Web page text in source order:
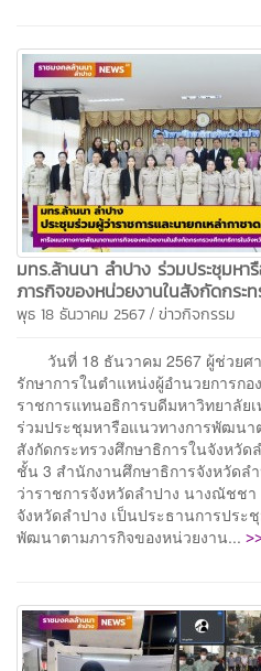
มทร.ล้านนา ลำปาง ร่วมประชุมห
ภารกิจของหน่วยงานในสังกัดกระ
พุธ 18 ธันวาคม 2567 / ข่าวกิจกรรม
วันที่ 18 ธันวาคม 2567 ผู้ช่วยศ
รักษาการในตำแหน่งผู้อำนวยการก
ราชการแทนอธิการบดีมหาวิทยาลัย
ร่วมประชุมหารือแนวทางการพัฒนา
สังกัดกระทรวงศึกษาธิการในจังหวั
ชั้น 3 สำนักงานศึกษาธิการจังหวัดล
ว่าราชการจังหวัดลำปาง นางณัชช
จังหวัดลำปาง เป็นประธานการประ
พัฒนาตามภารกิจของหน่วยงาน...